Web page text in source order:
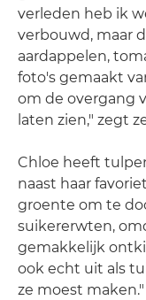
verleden heb ik
verbouwd, maar
aardappelen,
foto's gemaakt
om de overgang
laten zien," zegt
Chloe heeft
naast haar
groente om te
suikererwten,
gemakkelijk
ook echt uit als
ze moest maken."